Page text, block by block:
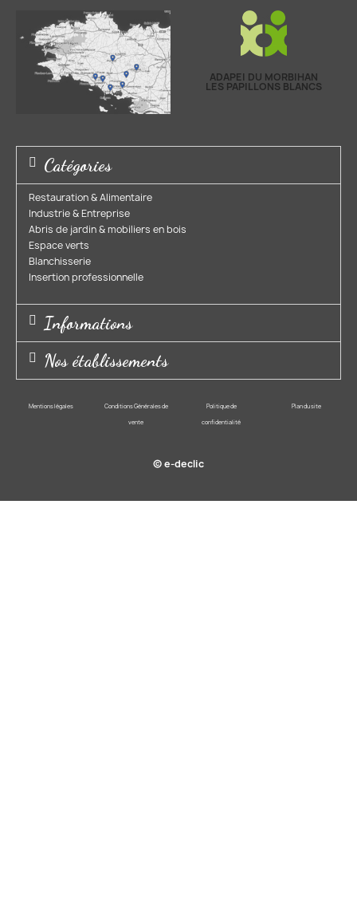
ADAPEI DU MORBIHAN
LES PAPILLONS BLANCS
Catégories
Restauration & Alimentaire
Industrie & Entreprise​
Abris de jardin & mobiliers en bois​
Espace verts​
Blanchisserie​
Insertion professionnelle​
Informations
Nos établissements
Mentions légales Conditions Générales de
vente
Politique de
confidentialité
Plan du site
© e-declic